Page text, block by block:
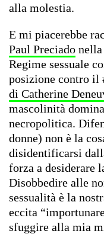
alla molestia.
E mi piacerebbe
Paul Preciado
Regime sessuale
posizione contro il
di Catherine
mascolinità
necropolitica.
donne) non è la
disidentificarsi
forza a desiderare
Disobbedire alle
sessualità è la
eccita
sfuggire alla mia